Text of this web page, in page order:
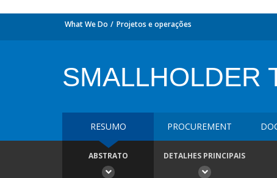
What We Do Projetos e operações
SMALLHOLDER
RESUMO PROCUREMENT
ABSTRATO DETALHES PRINCIPAIS